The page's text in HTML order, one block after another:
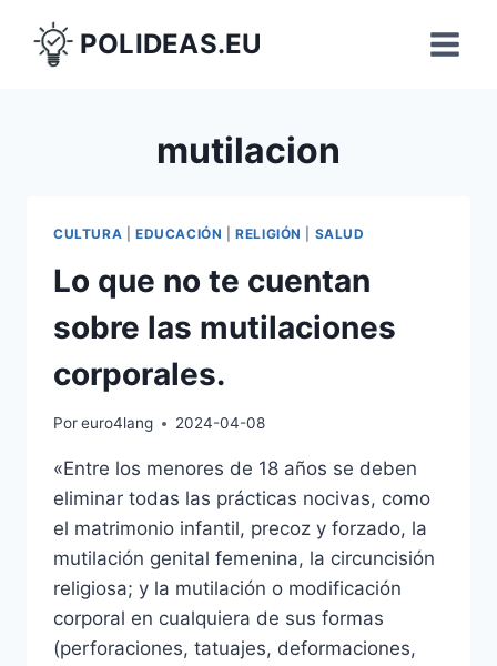
contenido
POLIDEAS.EU
mutilacion
CULTURA EDUCACIÓN |RELIGIÓN SALUD
Lo que no te cuentan
sobre las mutilaciones
corporales.
Poreuro4lang 2024-04-08
«Entre los menores de 18 años se deben
eliminar todas las prácticas nocivas, como
el matrimonio infantil, precoz y forzado, la
mutilación genital femenina, la circuncisión
religiosa; y la mutilación o modificación
corporal en cualquiera de sus formas
(perforaciones, tatuajes, deformaciones,